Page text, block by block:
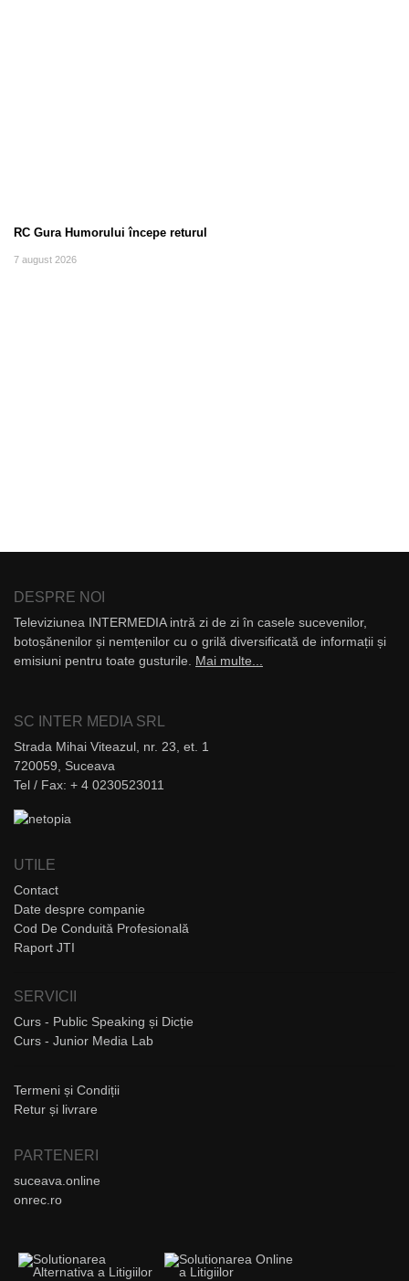
RC Gura Humorului începe returul
7 august 2026
DESPRE NOI
Televiziunea INTERMEDIA intră zi de zi în casele sucevenilor,
botoșănenilor și nemțenilor cu o grilă diversificată de informații și
emisiuni pentru toate gusturile. Mai multe...
SC INTER MEDIA SRL
Strada Mihai Viteazul, nr. 23, et. 1
720059, Suceava
Tel / Fax: + 4 0230523011
UTILE
Contact
Date despre companie
Cod De Conduită Profesională
Raport JTI
SERVICII
Curs - Public Speaking și Dicție
Curs - Junior Media Lab
Termeni și Condiții
Retur și livrare
PARTENERI
suceava.online
onrec.ro